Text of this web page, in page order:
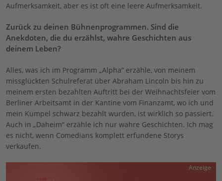
Aufmerksamkeit, aber es ist oft eine leere Aufmerksamkeit.
Zurück zu deinen Bühnenprogrammen. Sind die
Anekdoten, die du erzählst, wahre Geschichten aus
deinem Leben?
Alles, was ich im Programm „Alpha“ erzähle, von meinem
missglückten Schulreferat über Abraham Lincoln bis hin zu
meinem ersten bezahlten Auftritt bei der Weihnachtsfeier vom
Berliner Arbeitsamt in der Kantine vom Finanzamt, wo ich und
mein Kumpel schwarz bezahlt wurden, ist wirklich so passiert.
Auch in „Daheim“ erzähle ich nur wahre Geschichten. Ich mag
es nicht, wenn Comedians komplett erfundene Storys
verkaufen.
Anzeige